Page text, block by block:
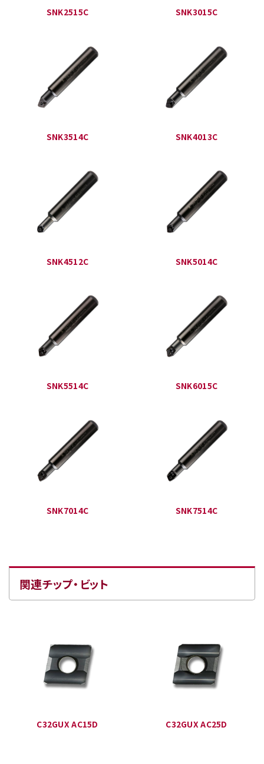
SNK2515C SNK3015C
SNK3514C SNK4013C
SNK4512C SNK5014C
SNK5514C SNK6015C
SNK7014C SNK7514C
関連チップ・ビット
C32GUX AC15D C32GUX AC25D